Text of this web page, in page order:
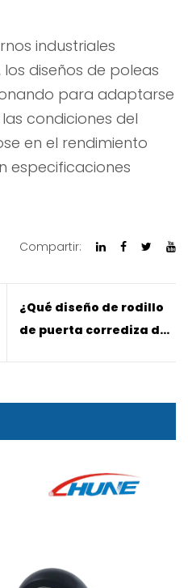
industriales
diseños de poleas
para adaptarse
condiciones del
en el rendimiento
especificaciones
Compartir:
¿Qué diseño de rodillo
de puerta corrediza de